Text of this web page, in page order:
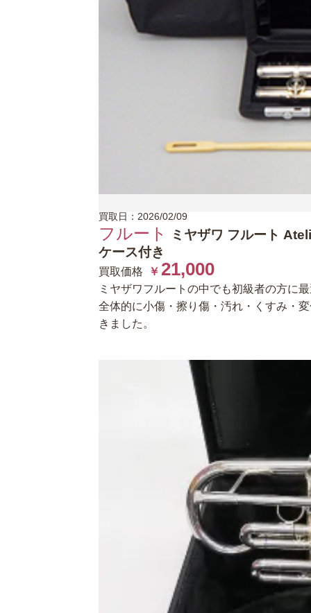
買取日：2026/02/09
フルート ミヤザワ フルート
ケース付き
買取価格 ￥ 21,000
ミヤザワフルートの中でも初級者の方に
全体的に小傷・擦り傷・汚れ・くすみ・
きました。